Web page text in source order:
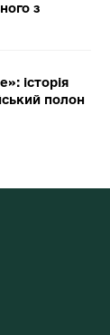
з
історія
полон